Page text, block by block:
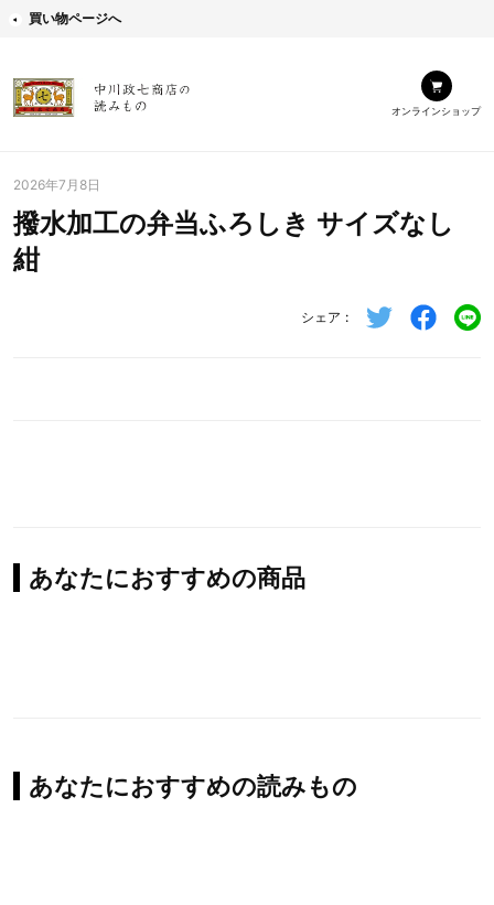
買い物ページへ
オンラインショップ
2026年7月8日
撥水加工の弁当ふろしき サイズなし
紺
シェア
あなたにおすすめの商品
あなたにおすすめの読みもの